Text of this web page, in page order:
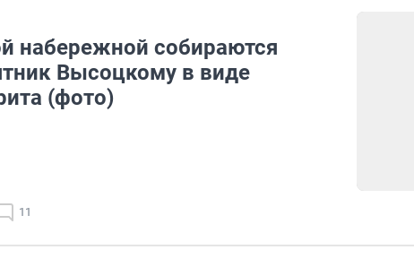
набережной собираются
Высоцкому в виде
(фото)
11